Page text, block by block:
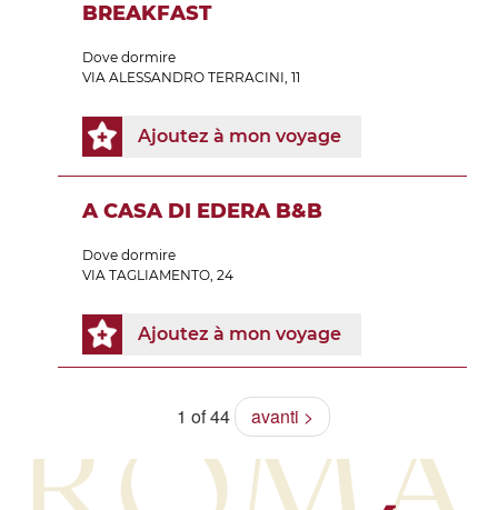
BREAKFAST
Dove dormire
VIA ALESSANDRO TERRACINI, 11
Ajoutez à mon voyage
A CASA DI EDERA B&B
Dove dormire
VIA TAGLIAMENTO, 24
Ajoutez à mon voyage
1 of 44 avanti >